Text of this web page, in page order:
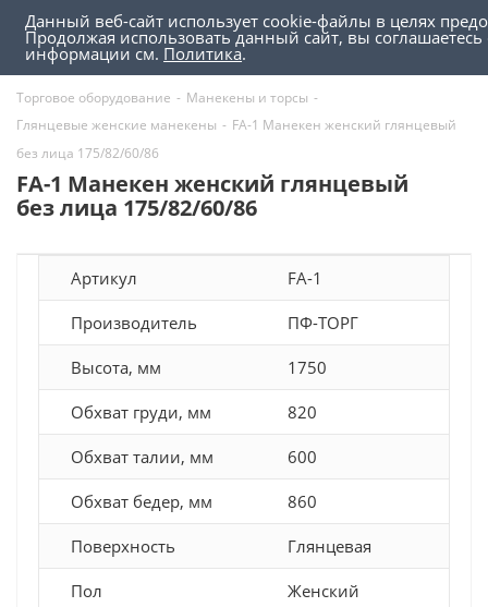
0
0
Торговое оборудование - Манекены и торсы -
Глянцевые женские манекены - FA-1 Манекен женский глянцевый
без лица 175/82/60/86
FA-1 Манекен женский глянцевый
без лица 175/82/60/86
Артикул FA-1
Производитель ПФ-ТОРГ
Высота, мм 1750
Обхват груди, мм 820
Обхват талии, мм 600
Обхват бедер, мм 860
Поверхность Глянцевая
Пол Женский
Данный веб-сайт использует cookie-файлы в целях
Продолжая использовать данный сайт, вы
информации см. Политика.